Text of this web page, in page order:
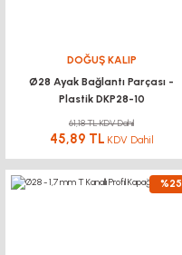
DOĞUŞ KALIP
Ø28 Ayak Bağlantı Parçası -
Plastik DKP28-10
61,18 TL KDV Dahil
45,89 TL KDV Dahil
%25